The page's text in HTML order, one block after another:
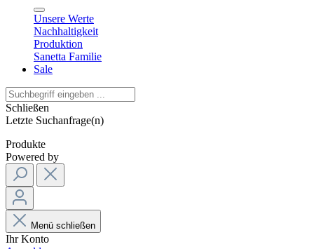
Unsere Werte
Nachhaltigkeit
Produktion
Sanetta Familie
Sale
Schließen
Letzte Suchanfrage(n)
Produkte
Powered by
Menü schließen
Ihr Konto